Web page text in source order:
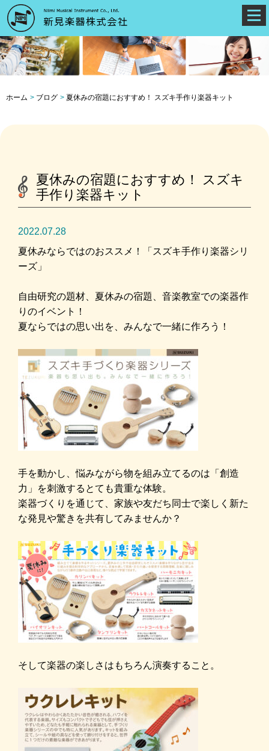
ホーム ブログ 夏休みの宿題におすすめ！ スズキ手作り楽器キット
夏休みの宿題におすすめ！ スズキ
手作り楽器キット
2022.07.28
夏休みならではのおススメ！「スズキ手作り楽器シリ
ーズ」
自由研究の題材、夏休みの宿題、音楽教室での楽器作
りのイベント！
夏ならではの思い出を、みんなで一緒に作ろう！
手を動かし、悩みながら物を組み立てるのは「創造
力」を刺激するとても貴重な体験。
楽器づくりを通じて、家族や友だち同士で楽しく新た
な発見や驚きを共有してみませんか？
そして楽器の楽しさはもちろん演奏すること。